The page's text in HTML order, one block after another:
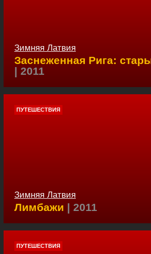
Зимняя Латвия
Заснеженная Рига:
| 2011
ПУТЕШЕСТВИЯ
Зимняя Латвия
Лимбажи | 2011
ПУТЕШЕСТВИЯ